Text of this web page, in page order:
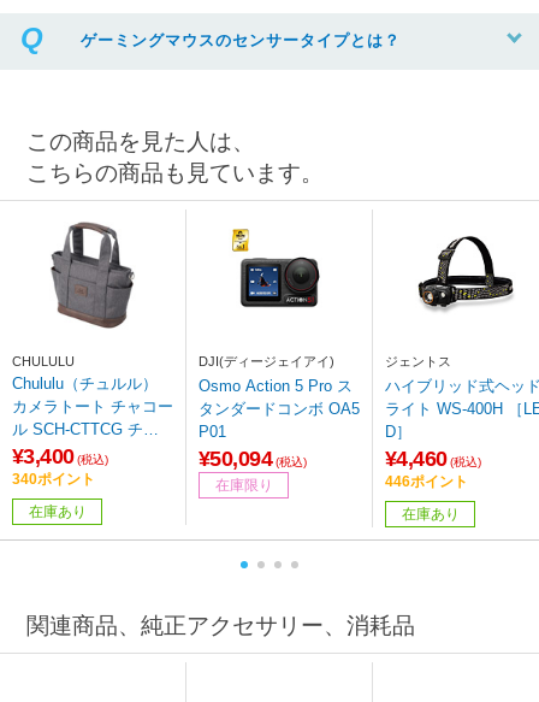
ゲーミングマウスのセンサータイプとは？
この商品を見た人は、
こちらの商品も見ています。
CHULULU
Chululu（チュルル）
カメラトート チャコー
ル SCH-CTTCG チャ
コールグレー
¥3,400 (税込)
340ポイント
在庫あり
DJI(ディージェイアイ)
Osmo Action 5 Pro ス
タンダードコンボ OA5
P01
¥50,094 (税込)
在庫限り
ジェントス
ハイブリッド式ヘッ
ライト WS-400H ［LE
D］
¥4,460 (税込)
446ポイント
在庫あり
関連商品、純正アクセサリー、消耗品